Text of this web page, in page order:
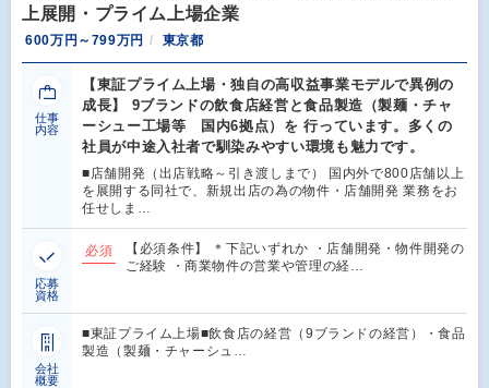
上展開・プライム上場企業
600万円～799万円 東京都
仕事
内容
【東証プライム上場・独自の高収益事業モデルで異例の
成長】 9ブランドの飲食店経営と食品製造（製麺・チャ
ーシュー工場等 国内6拠点）を 行っています。多くの
社員が中途入社者で馴染みやすい環境も魅力です。
■店舗開発（出店戦略～引き渡しまで） 国内外で800店舗以上
を展開する同社で、新規出店の為の物件・店舗開発 業務をお
任せしま…
応募
資格
必須
【必須条件】 ＊下記いずれか ・店舗開発・物件開発の
ご経験 ・商業物件の営業や管理の経…
会社
概要
■東証プライム上場■飲食店の経営（9ブランドの経営）・食品
製造（製麺・チャーシュ…